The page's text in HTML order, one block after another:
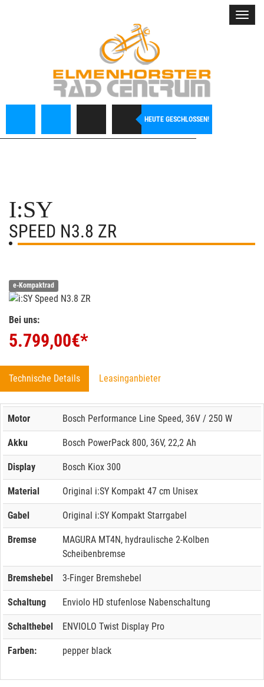
HEUTE GESCHLOSSEN!
I:SY
SPEED N3.8 ZR
e-Kompaktrad
Bei uns:
5.799,00€*
Technische Details Leasinganbieter
Motor Bosch Performance Line Speed, 36V / 250 W
Akku Bosch PowerPack 800, 36V, 22,2 Ah
Display Bosch Kiox 300
Material Original i:SY Kompakt 47 cm Unisex
Gabel Original i:SY Kompakt Starrgabel
Bremse
MAGURA MT4N, hydraulische 2-Kolben
Scheibenbremse
Bremshebel 3-Finger Bremshebel
Schaltung Enviolo HD stufenlose Nabenschaltung
Schalthebel ENVIOLO Twist Display Pro
Farben: pepper black